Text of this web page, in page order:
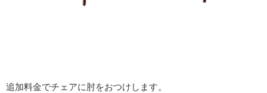
追加料金でチェアに肘をおつけします。